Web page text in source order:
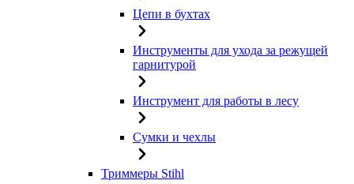
Цепи в бухтах
Инструменты для ухода за режущей
гарнитурой
Инструмент для работы в лесу
Сумки и чехлы
Триммеры Stihl